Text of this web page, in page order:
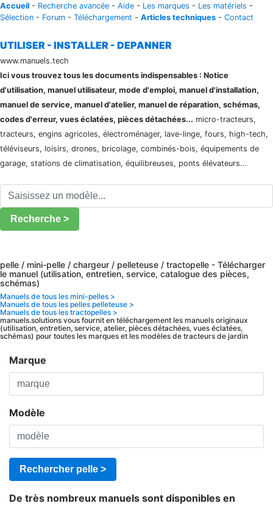
Accueil - Recherche avancée - Aide - Les marques - Les matériels -
Sélection - Forum - Téléchargement - Articles techniques - Contact
UTILISER - INSTALLER - DEPANNER
www.manuels.tech
Ici vous trouvez tous les documents indispensables : Notice
d'utilisation, manuel utilisateur, mode d'emploi, manuel d'installation,
manuel de service, manuel d'atelier, manuel de réparation, schémas,
codes d'erreur, vues éclatées, pièces détachées... micro-tracteurs,
tracteurs, engins agricoles, électroménager, lave-linge, fours, high-tech,
téléviseurs, loisirs, drones, bricolage, combinés-bois, équipements de
garage, stations de climatisation, équilibreuses, ponts élévateurs...
Recherche >
pelle / mini-pelle / chargeur / pelleteuse / tractopelle - Télécharger
le manuel (utilisation, entretien, service, catalogue des pièces,
schémas)
Manuels de tous les mini-pelles >
Manuels de tous les pelles pelleteuse >
Manuels de tous les tractopelles >
manuels.solutions vous fournit en téléchargement les manuels originaux
(utilisation, entretien, service, atelier, pièces détachées, vues éclatées,
schémas) pour toutes les marques et les modèles de tracteurs de jardin
Marque
Modèle
Rechercher pelle >
De très nombreux manuels sont disponibles en